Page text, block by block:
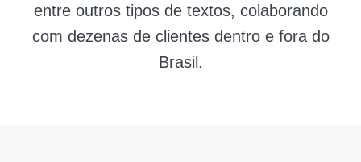
entre outros tipos de textos, colaborando
com dezenas de clientes dentro e fora do
Brasil.